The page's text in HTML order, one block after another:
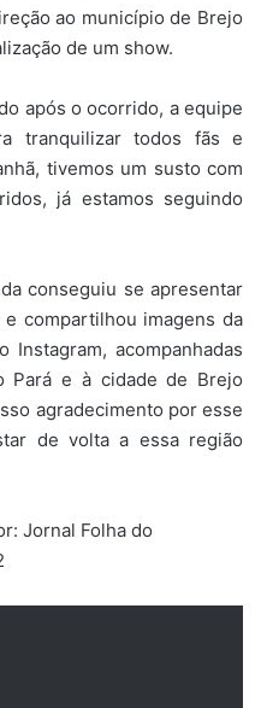
ao município de Brejo
de um show.
após o ocorrido, a equipe
tranquilizar todos fãs e
tivemos um susto com
já estamos seguindo
conseguiu se apresentar
compartilhou imagens da
acompanhadas
Pará e à cidade de Brejo
agradecimento por esse
de volta a essa região
Jornal Folha do